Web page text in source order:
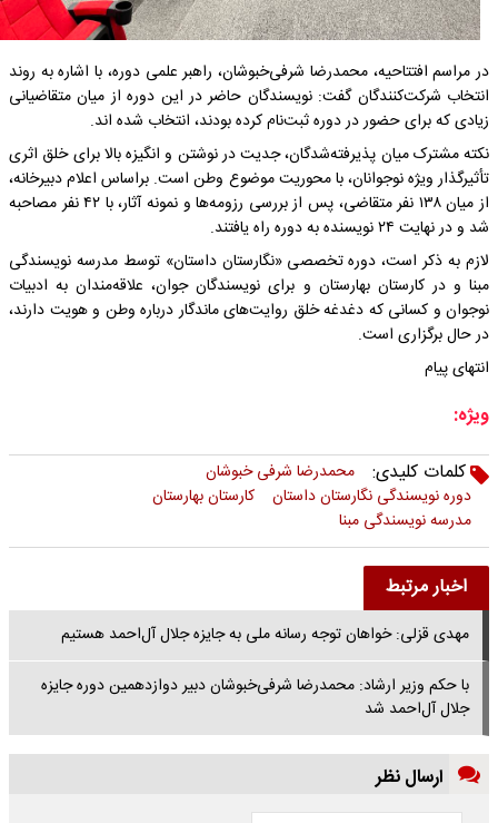
در مراسم افتتاحیه، محمدرضا شرفی‌خبوشان، راهبر علمی دوره، با اشاره به روند
انتخاب شرکت‌کنندگان گفت: نویسندگان حاضر در این دوره از میان متقاضیانی
زیادی که برای حضور در دوره ثبت‌نام کرده بودند، انتخاب شده اند.
نکته مشترک میان پذیرفته‌شدگان، جدیت در نوشتن و انگیزه بالا برای خلق اثری
تأثیرگذار ویژه نوجوانان، با محوریت موضوع وطن است. براساس اعلام دبیرخانه،
از میان ۱۳۸ نفر متقاضی، پس از بررسی رزومه‌ها و نمونه آثار، با ۴۲ نفر مصاحبه
شد و در نهایت ۲۴ نویسنده به دوره راه یافتند.
لازم به ذکر است، دوره تخصصی «نگارستان داستان» توسط مدرسه نویسندگی
مبنا و در کارستان بهارستان و برای نویسندگان جوان، علاقه‌مندان به ادبیات
نوجوان و کسانی که دغدغه خلق روایت‌های ماندگار درباره وطن و هویت دارند،
در حال برگزاری است.
انتهای پیام
ویژه:
کلمات کلیدی:
محمدرضا شرفی خبوشان
دوره نویسندگی نگارستان داستان
کارستان بهارستان
مدرسه نویسندگی مبنا
اخبار مرتبط
مهدی قزلی: خواهان توجه رسانه ملی به جایزه جلال آل‌احمد هستیم
با حکم وزیر ارشاد: محمدرضا شرفی‌خبوشان دبیر دوازدهمین دوره جایزه
جلال آل‌احمد شد
ارسال نظر